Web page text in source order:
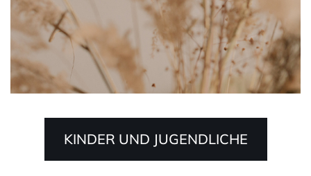
KINDER UND JUGENDLICHE